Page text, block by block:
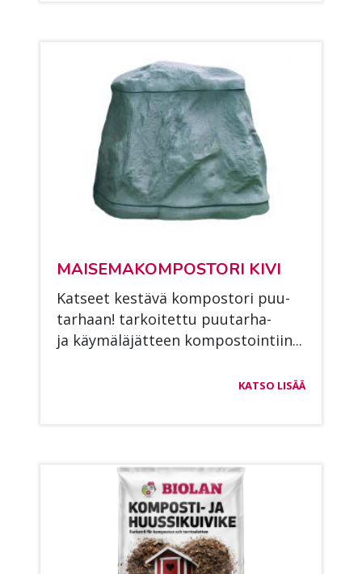
MAI­SE­MA­KOM­POS­TO­RI KIVI
Kat­seet kes­tä­vä kom­pos­to­ri puu­
tar­haan! tar­koi­tet­tu puu­tar­ha-
ja käy­mä­lä­jät­teen kom­pos­toin­tiin...
KATSO LISÄÄ